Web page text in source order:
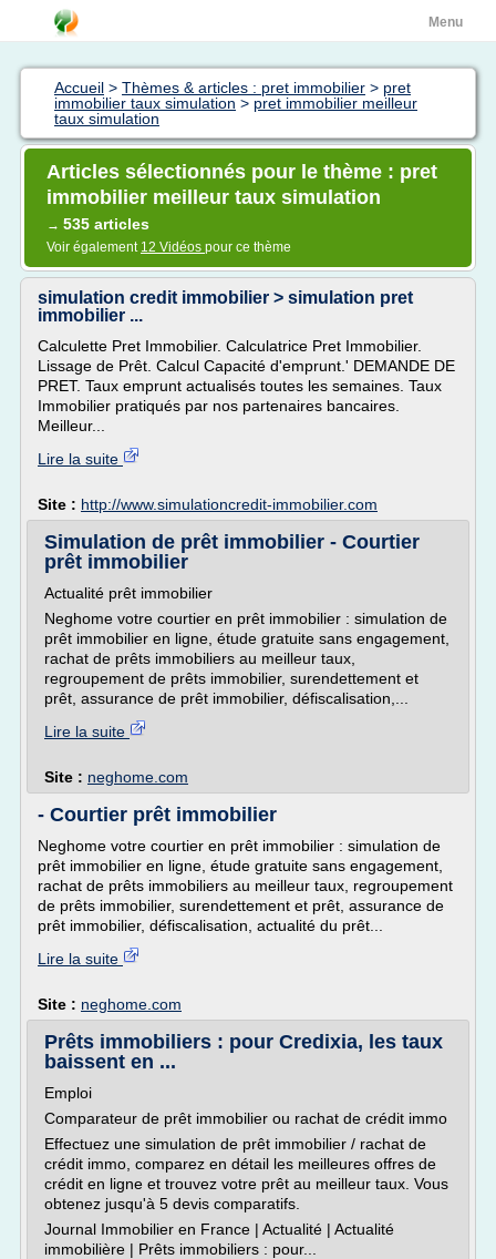
Menu
Accueil > Thèmes & articles : pret immobilier > pret
immobilier taux simulation > pret immobilier meilleur
taux simulation
Articles sélectionnés pour le thème : pret
immobilier meilleur taux simulation
→ 535 articles
Voir également 12 Vidéos pour ce thème
simulation credit immobilier > simulation pret
immobilier ...
Calculette Pret Immobilier. Calculatrice Pret Immobilier.
Lissage de Prêt. Calcul Capacité d'emprunt.' DEMANDE DE
PRET. Taux emprunt actualisés toutes les semaines. Taux
Immobilier pratiqués par nos partenaires bancaires.
Meilleur...
Lire la suite
Site : http://www.simulationcredit-immobilier.com
Simulation de prêt immobilier - Courtier
prêt immobilier
Actualité prêt immobilier
Neghome votre courtier en prêt immobilier : simulation de
prêt immobilier en ligne, étude gratuite sans engagement,
rachat de prêts immobiliers au meilleur taux,
regroupement de prêts immobilier, surendettement et
prêt, assurance de prêt immobilier, défiscalisation,...
Lire la suite
Site : neghome.com
- Courtier prêt immobilier
Neghome votre courtier en prêt immobilier : simulation de
prêt immobilier en ligne, étude gratuite sans engagement,
rachat de prêts immobiliers au meilleur taux, regroupement
de prêts immobilier, surendettement et prêt, assurance de
prêt immobilier, défiscalisation, actualité du prêt...
Lire la suite
Site : neghome.com
Prêts immobiliers : pour Credixia, les taux
baissent en ...
Emploi
Comparateur de prêt immobilier ou rachat de crédit immo
Effectuez une simulation de prêt immobilier / rachat de
crédit immo, comparez en détail les meilleures offres de
crédit en ligne et trouvez votre prêt au meilleur taux. Vous
obtenez jusqu'à 5 devis comparatifs.
Journal Immobilier en France | Actualité | Actualité
immobilière | Prêts immobiliers : pour...